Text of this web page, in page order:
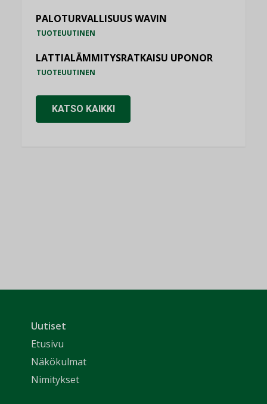
PALOTURVALLISUUS WAVIN
TUOTEUUTINEN
LATTIALÄMMITYSRATKAISU UPONOR
TUOTEUUTINEN
KATSO KAIKKI
Uutiset
Etusivu
Näkökulmat
Nimitykset